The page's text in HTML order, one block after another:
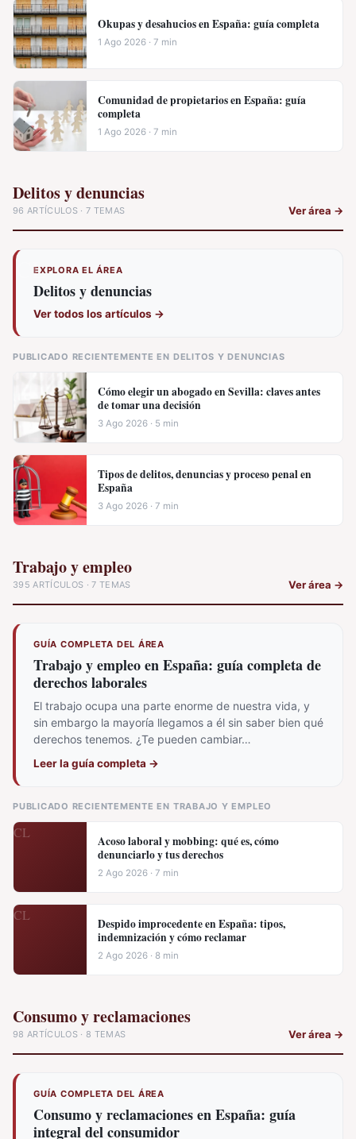
Okupas y desahucios en España: guía completa
1 Ago 2026 · 7 min
Comunidad de propietarios en España: guía
completa
1 Ago 2026 · 7 min
Delitos y denuncias
96 ARTÍCULOS · 7 TEMAS Ver área →
EXPLORA EL ÁREA
Delitos y denuncias
Ver todos los artículos →
PUBLICADO RECIENTEMENTE EN DELITOS Y DENUNCIAS
Cómo elegir un abogado en Sevilla: claves antes
de tomar una decisión
3 Ago 2026 · 5 min
Tipos de delitos, denuncias y proceso penal en
España
3 Ago 2026 · 7 min
Trabajo y empleo
395 ARTÍCULOS · 7 TEMAS Ver área →
GUÍA COMPLETA DEL ÁREA
Trabajo y empleo en España: guía completa de
derechos laborales
El trabajo ocupa una parte enorme de nuestra vida, y
sin embargo la mayoría llegamos a él sin saber bien qué
derechos tenemos. ¿Te pueden cambiar…
Leer la guía completa →
PUBLICADO RECIENTEMENTE EN TRABAJO Y EMPLEO
Acoso laboral y mobbing: qué es, cómo
denunciarlo y tus derechos
2 Ago 2026 · 7 min
Despido improcedente en España: tipos,
indemnización y cómo reclamar
2 Ago 2026 · 8 min
Consumo y reclamaciones
98 ARTÍCULOS · 8 TEMAS Ver área →
GUÍA COMPLETA DEL ÁREA
Consumo y reclamaciones en España: guía
integral del consumidor